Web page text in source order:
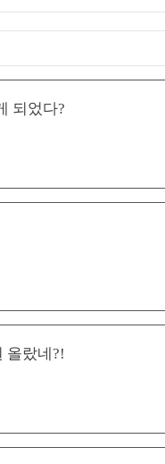
되었다?
올랐네?!